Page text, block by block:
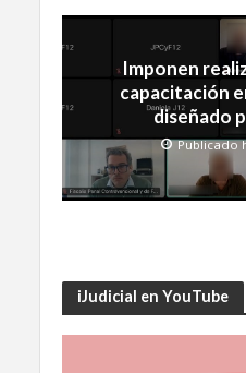
Imponen
capacitación
diseñado
Publicado
iJudicial en YouTube